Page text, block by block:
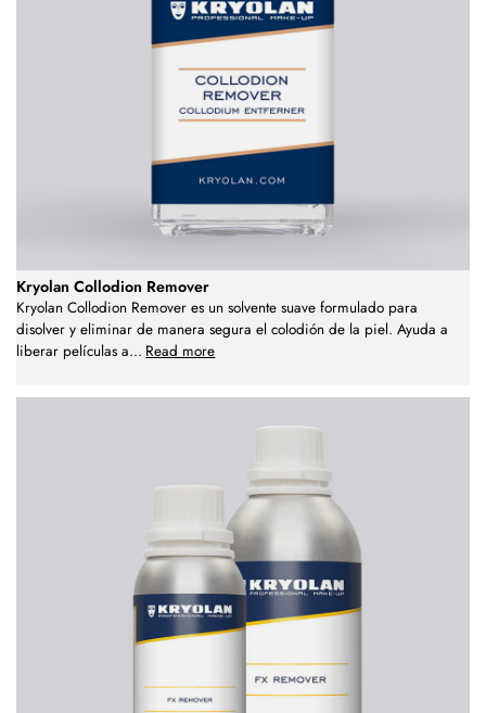
Kryolan Collodion Remover
Kryolan Collodion Remover es un solvente suave formulado para
disolver y eliminar de manera segura el colodión de la piel. Ayuda a
liberar películas a... Read more